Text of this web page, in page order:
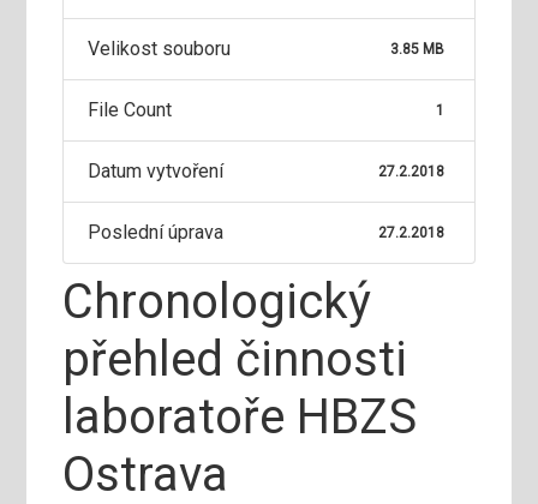
Velikost souboru 3.85 MB
File Count 1
Datum vytvoření 27.2.2018
Poslední úprava 27.2.2018
Chronologický
přehled činnosti
laboratoře HBZS
Ostrava